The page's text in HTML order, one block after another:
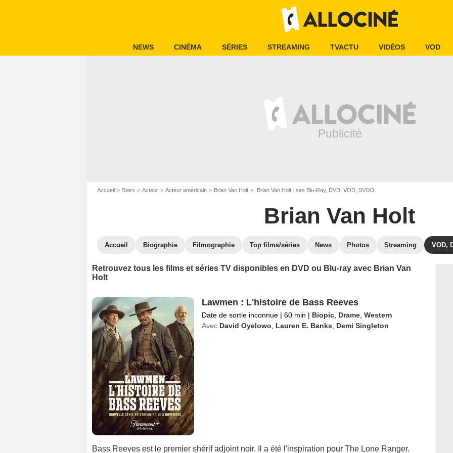
NEWS CINÉMA SÉRIES STREAMING TVACTU VIDÉOS VOD
Accueil Stars Acteur Acteur américain Brian Van Holt Brian Van Holt : ses Blu-Ray, DVD, VOD, SVOD
Brian Van Holt
Accueil Biographie Filmographie Top films/séries News Photos Streaming VOD,
Retrouvez tous les films et séries TV disponibles en DVD ou Blu-ray avec Brian Van
Holt
Lawmen : L'histoire de Bass Reeves
Date de sortie inconnue | 60 min | Biopic, Drame, Western
Avec David Oyelowo Lauren E. Banks Demi Singleton
Bass Reeves est le premier shérif adjoint noir. Il a été ​l'inspiration pour The Lone Ranger.